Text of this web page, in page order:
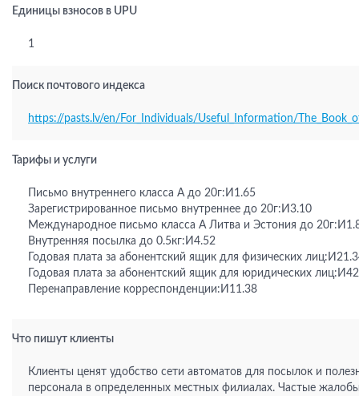
Единицы взносов в UPU
1
Поиск почтового индекса
https://pasts.lv/en/For_Individuals/Useful_Information/
Тарифы и услуги
Письмо внутреннего класса A до 20г:И1.65
Зарегистрированное письмо внутреннее до 20г:И3.10
Международное письмо класса A Литва и Эстония до
Внутренняя посылка до 0.5кг:И4.52
Годовая плата за абонентский ящик для физических
Годовая плата за абонентский ящик для юридических
Перенаправление корреспонденции:И11.38
Что пишут клиенты
Клиенты ценят удобство сети автоматов для посылок и
персонала в определенных местных филиалах. Частые